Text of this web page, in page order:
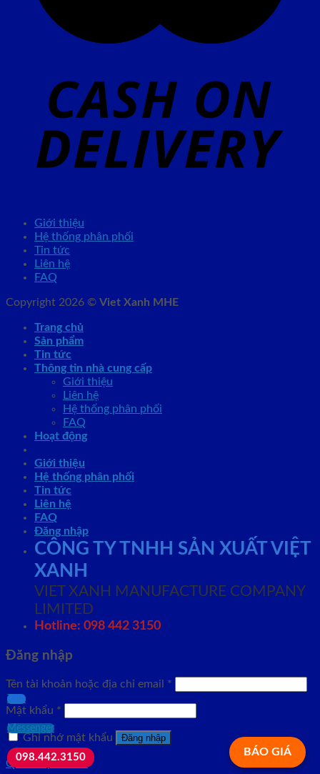
BÁO GIÁ
Giới thiệu
Hệ thống phân phối
Tin tức
Liên hệ
FAQ
Copyright 2026 © Viet Xanh MHE
Trang chủ
Sản phẩm
Tin tức
Thông tin nhà cung cấp
Giới thiệu
Liên hệ
Hệ thống phân phối
FAQ
Hoạt động
Giới thiệu
Hệ thống phân phối
Tin tức
Liên hệ
FAQ
Đăng nhập
CÔNG TY TNHH SẢN XUẤT VIỆT
XANH
VIET XANH MANUFACTURE COMPANY
LIMITED
Hotline: 098 442 3150
Messenger
Zalo
098.442.3150
Đăng nhập
Tên tài khoản hoặc địa chỉ email *
Mật khẩu *
Ghi nhớ mật khẩu Đăng nhập
Quên mật khẩu?